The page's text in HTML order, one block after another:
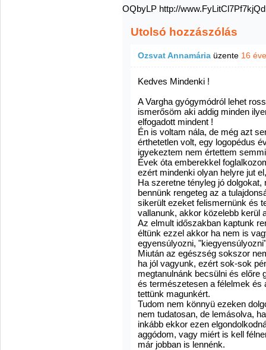
OQbyLP http://
Utolsó hozzászólás
Ozsvat Annamária üzente 16 éve
Kedves Mindenki !
A Vargha gyógymódról lehet
ismerősöm aki addig minden
elfogadott mindent !
Én is voltam nála, de még azt
érthetetlen volt, egy logopédus
igyekeztem nem értettem
Évek óta emberekkel
ezért mindenki olyan helyre jut
Ha szeretne tényleg jó
bennünk rengeteg az a
sikerült ezeket felismernünk és
vallanunk, akkor közelebb kerül
Az elmult időszakban kaptunk
éltünk ezzel akkor ha nem is
egyensúlyozni,
Miután az egészség sokszor
ha jól vagyunk, ezért sok-sok
megtanulnánk becsülni és előre
és természetesen a félelmek és
tettünk magunkért.
Tudom nem könnyü ezeken
nem tudatosan, de lemásolva,
inkább ekkor ezen
aggódom, vagy miért is kell
már jobban is lennénk.